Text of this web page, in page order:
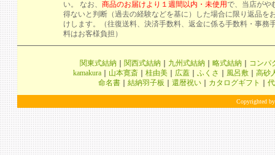
い。 なお、 商品のお届けより１週間以内・未使用で、当店がや
得ないと判断（過去の経験などを基に）した場合に限り返品を
けします。（往復送料、決済手数料、返金に係る手数料・事務
料はお客様負担）
関東式結納 関西式結納 九州式結納 略式結納
コンパ
kamakura
山本寛斎 桂由美 広蓋 ふくさ 風呂敷
高砂
命名書
結納羽子板 還暦祝い カタログギフト
Copyrighted